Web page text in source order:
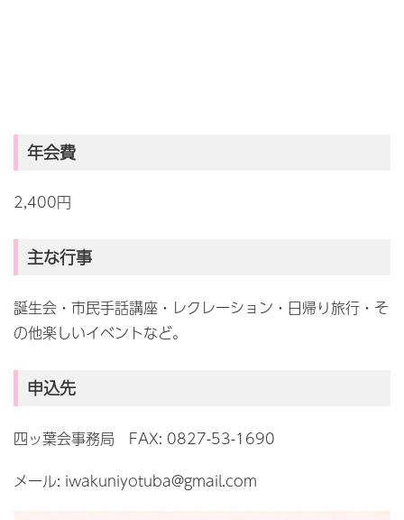
年会費
2,400円
主な行事
誕生会・市民手話講座・レクレーション・日帰り旅行・そ
の他楽しいイベントなど。
申込先
四ッ葉会事務局 FAX: 0827-53-1690
メール: iwakuniyotuba@gmail.com